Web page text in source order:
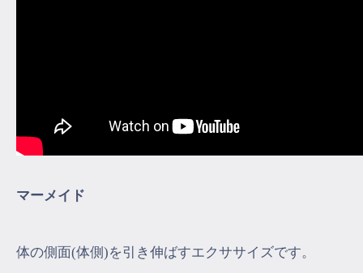
マーメイド
体の側面(体側)を引き伸ばすエクササイズです。